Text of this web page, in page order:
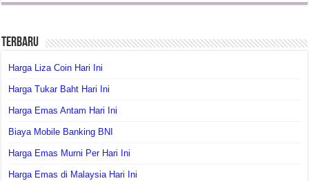
Terbaru
Harga Liza Coin Hari Ini
Harga Tukar Baht Hari Ini
Harga Emas Antam Hari Ini
Biaya Mobile Banking BNI
Harga Emas Murni Per Hari Ini
Harga Emas di Malaysia Hari Ini